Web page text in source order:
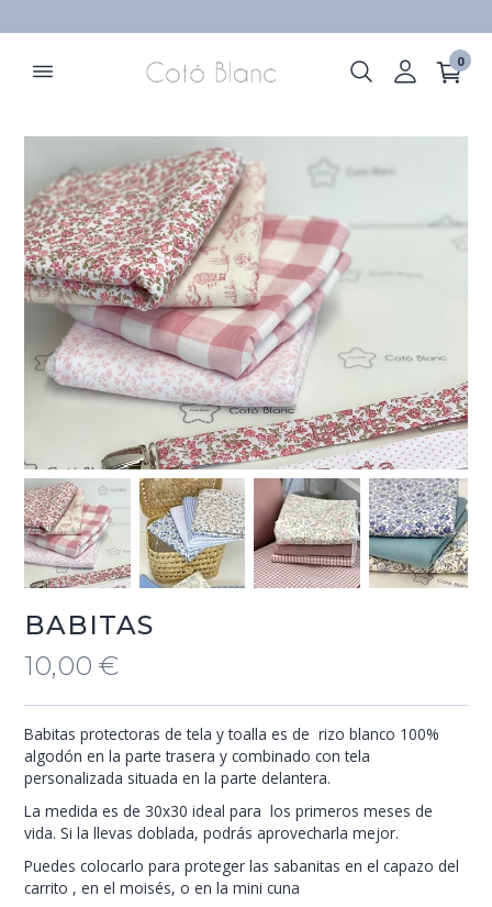
0
ELIMINAR
BABITAS
10,00 €
Babitas protectoras de tela y toalla es de rizo blanco 100%
algodón en la parte trasera y combinado con tela
personalizada situada en la parte delantera.
La medida es de 30x30 ideal para los primeros meses de
vida. Si la llevas doblada, podrás aprovecharla mejor.
Puedes colocarlo para proteger las sabanitas en el capazo del
carrito , en el moisés, o en la mini cuna